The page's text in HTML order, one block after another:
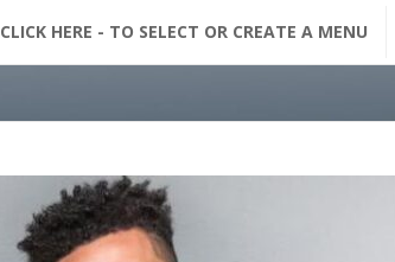
CLICK HERE - TO SELECT OR CREATE A MENU